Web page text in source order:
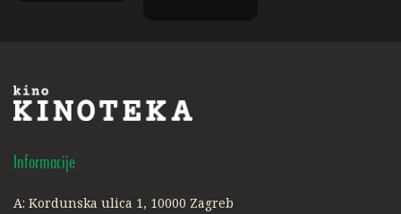
Informacije
A: Kordunska ulica 1, 10000 Zagreb